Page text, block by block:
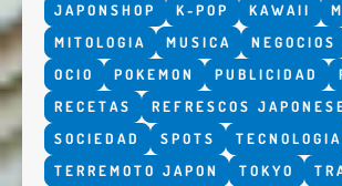
JAPONSHOP
K-POP KAWAII
MITOLOGIA
MUSICA NEGOCIOS
OCIO
POKEMON PUBLICIDAD
RECETAS
REFRESCOS
SOCIEDAD
SPOTS
TECNOLOGIA
TERREMOTO JAPON
TOKYO